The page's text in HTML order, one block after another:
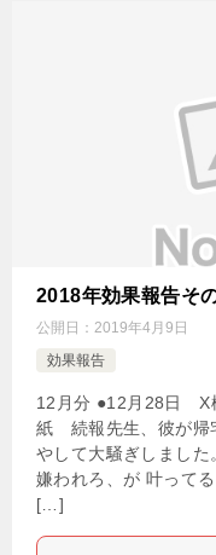
2018年効果報告そ
公開日： 2019年4月9日
効果報告
12月分 ●12月28日
紙 続報先生、彼が帰
やして大騒ぎしました
嫌われろ、が 叶って
[…]